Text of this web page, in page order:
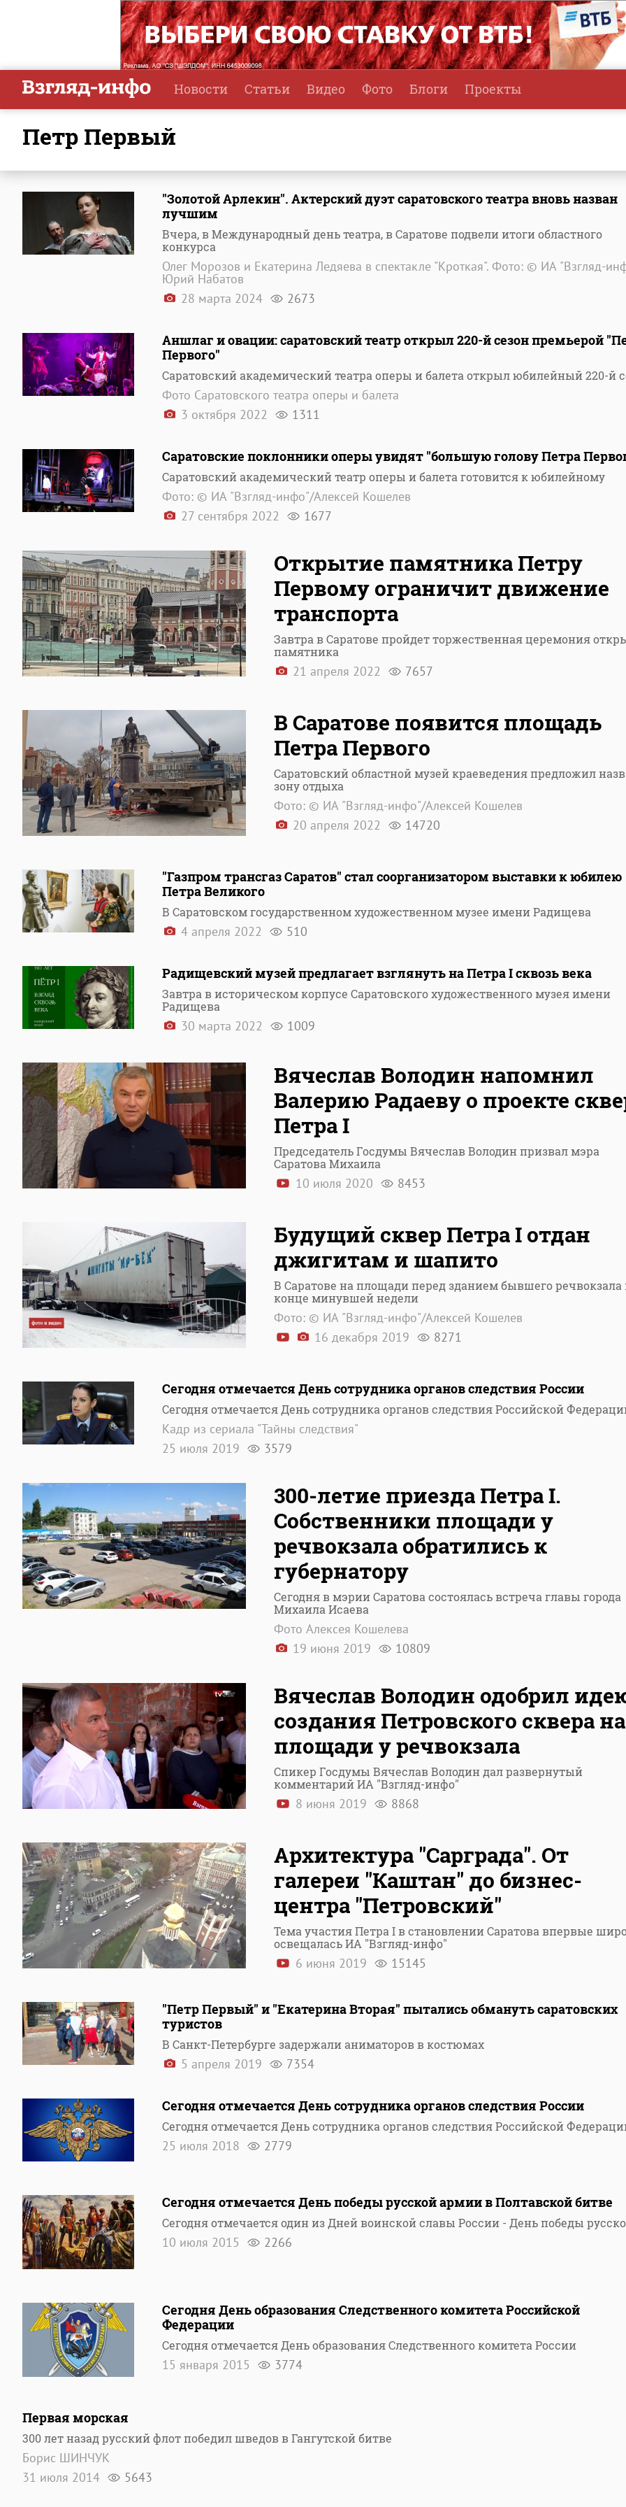
Новости Статьи Видео Фото Блоги Проекты
Петр Первый
"Золотой Арлекин". Актерский дуэт саратовского театра вновь назван
лучшим
Вчера, в Международный день театра, в Саратове подвели итоги областного
конкурса
Олег Морозов и Екатерина Ледяева в спектакле "Кроткая". Фото: © ИА "Взгляд-
Юрий Набатов
28 марта 2024
2673
Аншлаг и овации: саратовский театр открыл 220-й сезон премьерой
Первого"
Саратовский академический театра оперы и балета открыл юбилейный 220-й
Фото Саратовского театра оперы и балета
3 октября 2022
1311
Саратовские поклонники оперы увидят "большую голову Петра
Саратовский академический театр оперы и балета готовится к юбилейному
Фото: © ИА "Взгляд-инфо"/Алексей Кошелев
27 сентября 2022
1677
Открытие памятника Петру
Первому ограничит движение
транспорта
Завтра в Саратове пройдет торжественная церемония
памятника
21 апреля 2022 7657
В Саратове появится площадь
Петра Первого
Саратовский областной музей краеведения предложил
зону отдыха
Фото: © ИА "Взгляд-инфо"/Алексей Кошелев
20 апреля 2022
14720
"Газпром трансгаз Саратов" стал соорганизатором выставки к юбилею
Петра Великого
В Саратовском государственном художественном музее имени Радищева
4 апреля 2022 510
Радищевский музей предлагает взглянуть на Петра I сквозь века
Завтра в историческом корпусе Саратовского художественного музея имени
Радищева
30 марта 2022 1009
Вячеслав Володин напомнил
Валерию Радаеву о проекте
Петра I
Председатель Госдумы Вячеслав Володин призвал мэра
Саратова Михаила
10 июля 2020 8453
Будущий сквер Петра I отдан
джигитам и шапито
В Саратове на площади перед зданием бывшего речвокзала
конце минувшей недели
Фото: © ИА "Взгляд-инфо"/Алексей Кошелев
16 декабря 2019
8271
Сегодня отмечается День сотрудника органов следствия России
Сегодня отмечается День сотрудника органов следствия Российской
Кадр из сериала "Тайны следствия"
25 июля 2019
3579
300-летие приезда Петра I.
Собственники площади у
речвокзала обратились к
губернатору
Сегодня в мэрии Саратова состоялась встреча главы города
Михаила Исаева
Фото Алексея Кошелева
19 июня 2019
10809
Вячеслав Володин одобрил
создания Петровского сквера на
площади у речвокзала
Спикер Госдумы Вячеслав Володин дал развернутый
комментарий ИА "Взгляд-инфо"
8 июня 2019 8868
Архитектура "Сарграда". От
галереи "Каштан" до бизнес-
центра "Петровский"
Тема участия Петра I в становлении Саратова впервые
освещалась ИА "Взгляд-инфо"
6 июня 2019 15145
"Петр Первый" и "Екатерина Вторая" пытались обмануть саратовских
туристов
В Санкт-Петербурге задержали аниматоров в костюмах
5 апреля 2019 7354
Сегодня отмечается День сотрудника органов следствия России
Сегодня отмечается День сотрудника органов следствия Российской
25 июля 2018 2779
Сегодня отмечается День победы русской армии в Полтавской битве
Сегодня отмечается один из Дней воинской славы России - День победы
10 июля 2015 2266
Сегодня День образования Следственного комитета Российской
Федерации
Сегодня отмечается День образования Следственного комитета России
15 января 2015 3774
Первая морская
300 лет назад русский флот победил шведов в Гангутской битве
Борис ШИНЧУК
31 июля 2014
5643